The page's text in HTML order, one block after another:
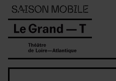
Panneau de gestion des cookies